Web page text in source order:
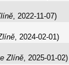
, 2022-11-07)
, 2024-02-01)
Zlíně, 2025-01-02)